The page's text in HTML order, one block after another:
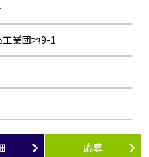
業団地9-1
応募